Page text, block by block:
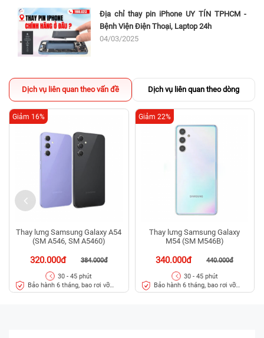
Địa chỉ thay pin iPhone UY TÍN TPHCM -
Bệnh Viện Điện Thoại, Laptop 24h
04/03/2025
Dịch vụ liên quan theo vấn đề Dịch vụ liên quan theo dòng
Thay lưng Samsung Galaxy A54
(SM A546, SM A5460)
320.000đ 384.000đ
Giảm 16%
30 - 45 phút
Bảo hành 6 tháng, bao rơi vỡ
kính lưng
Thay lưng Samsung Galaxy
M54 (SM M546B)
340.000đ 440.000đ
Giảm 22%
30 - 45 phút
Bảo hành 6 tháng, bao rơi vỡ
kính lưng